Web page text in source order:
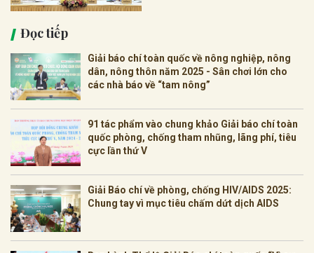
Đọc tiếp
Giải báo chí toàn quốc về nông nghiệp, nông
dân, nông thôn năm 2025 - Sân chơi lớn cho
các nhà báo về “tam nông”
91 tác phẩm vào chung khảo Giải báo chí toàn
quốc phòng, chống tham nhũng, lãng phí, tiêu
cực lần thứ V
Giải Báo chí về phòng, chống HIV/AIDS 2025:
Chung tay vì mục tiêu chấm dứt dịch AIDS